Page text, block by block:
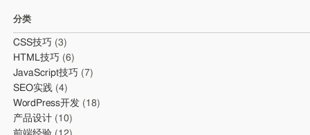
分类
CSS技巧 (3)
HTML技巧 (6)
JavaScript技巧 (7)
SEO实践 (4)
WordPress开发 (18)
产品设计 (10)